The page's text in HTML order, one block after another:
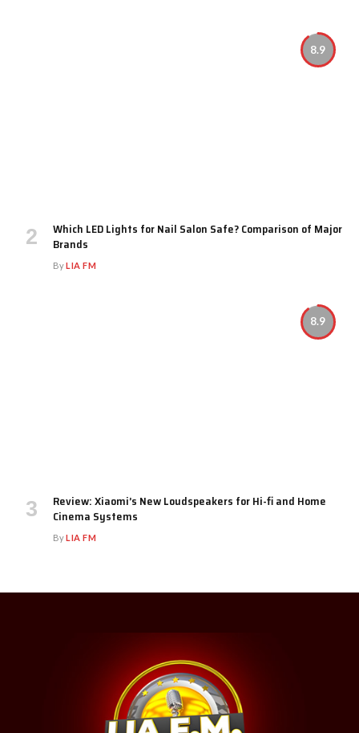
8.9
Which LED Lights for Nail Salon Safe? Comparison of Major
Brands
ByLIA FM
8.9
Review: Xiaomi’s New Loudspeakers for Hi-fi and Home
Cinema Systems
ByLIA FM